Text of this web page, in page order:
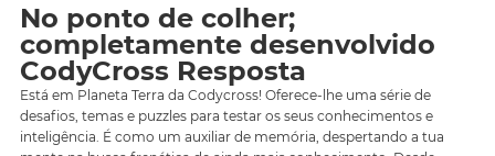
No ponto de colher;
completamente desenvolvido
CodyCross Resposta
Está em Planeta Terra da Codycross! Oferece-lhe uma série de
desafios, temas e puzzles para testar os seus conhecimentos e
inteligência. É como um auxiliar de memória, despertando a tua